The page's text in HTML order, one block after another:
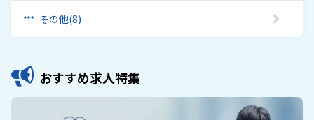
その他(8)
おすすめ求人特集